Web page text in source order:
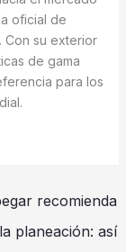
oficial de
Con su exterior
de gama
para los
recomienda
planeación: así